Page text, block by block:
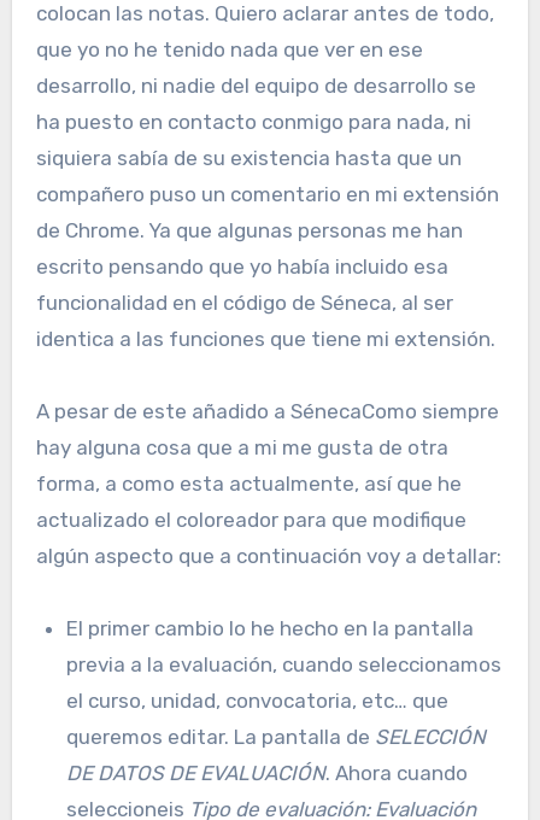
colocan las notas. Quiero aclarar antes de todo,
que yo no he tenido nada que ver en ese
desarrollo, ni nadie del equipo de desarrollo se
ha puesto en contacto conmigo para nada, ni
siquiera sabía de su existencia hasta que un
compañero puso un comentario en mi extensión
de Chrome. Ya que algunas personas me han
escrito pensando que yo había incluido esa
funcionalidad en el código de Séneca, al ser
identica a las funciones que tiene mi extensión.
A pesar de este añadido a SénecaComo siempre
hay alguna cosa que a mi me gusta de otra
forma, a como esta actualmente, así que he
actualizado el coloreador para que modifique
algún aspecto que a continuación voy a detallar:
El primer cambio lo he hecho en la pantalla
previa a la evaluación, cuando seleccionamos
el curso, unidad, convocatoria, etc… que
queremos editar. La pantalla de SELECCIÓN
DE DATOS DE EVALUACIÓN. Ahora cuando
seleccioneis Tipo de evaluación: Evaluación